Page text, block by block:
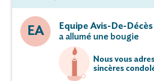
EA
Equipe Avis-De-Décès
a allumé une bougie
Nous vous
sincères